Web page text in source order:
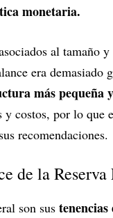
monetaria.
al tamaño
era demasiado
más pequeña
costos, por lo que
recomendaciones.
de la Reserva
son sus